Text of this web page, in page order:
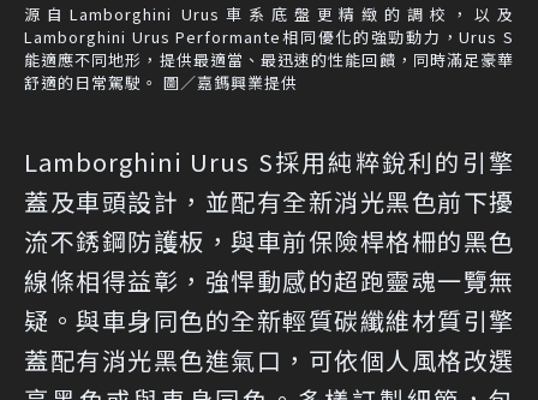
源自Lamborghini Urus車系底盤更精緻的調校，以及
Lamborghini Urus Performante相同優化的強勁動力，Urus S
能適應不同地形，提供最適當、最迅速的性能回饋，同時滿足豪華
舒適的日常駕駛。 圖／嘉鎷興業提供
Lamborghini Urus S採用純粹銳利的引擎
蓋及車頭設計，並配有全新消光黑色前下擾
流不銹鋼防護板，與車前保險桿格柵的黑色
線條相得益彰，強悍動感的超跑靈魂一覽無
疑。與車身同色的全新輕質碳纖維材質引擎
蓋配有消光黑色進氣口，可依個人風格改選